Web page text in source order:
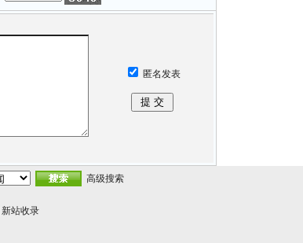
匿名发表
高级搜索
新站收录